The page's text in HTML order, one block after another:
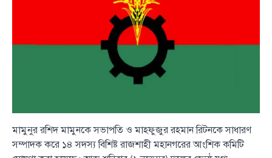
মামুনুর রশিদ মামুনকে সভাপতি ও মাহফুজুর রহমান রিটনকে সাধারণ
সম্পাদক করে ১৪ সদস্য বিশিষ্ট রাজশাহী মহানগরের আংশিক কমিটি